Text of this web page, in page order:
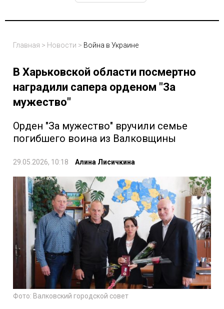
Главная > Новости > Война в Украине
В Харьковской области посмертно
наградили сапера орденом "За
мужество"
Орден "За мужество" вручили семье
погибшего воина из Валковщины
29.05.2026, 10:18 Алина Лисичкина
Фото: Валковский городской совет